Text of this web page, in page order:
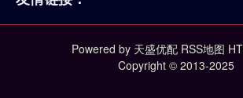
Powered by 天盛优配 RSS地图
Copyright © 2013-2025